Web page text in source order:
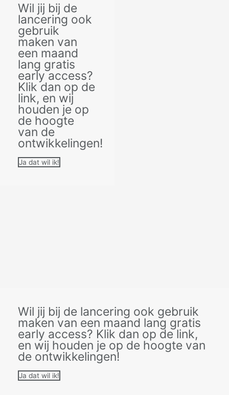
Wil jij bij de
lancering ook
gebruik
maken van
een maand
lang gratis
early access?
Klik dan op de
link, en wij
houden je op
de hoogte
van de
ontwikkelingen!
Ja dat wil ik!
Wil jij bij de lancering ook gebruik
maken van een maand lang gratis
early access? Klik dan op de link,
en wij houden je op de hoogte van
de ontwikkelingen!
Ja dat wil ik!